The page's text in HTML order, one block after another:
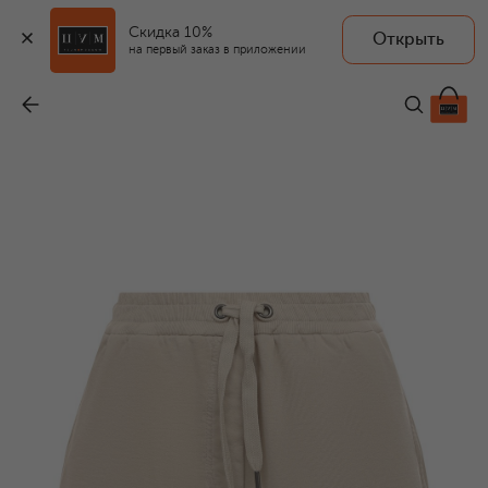
Скидка 10%
на первый заказ в приложении
Открыть
65 900 ₽